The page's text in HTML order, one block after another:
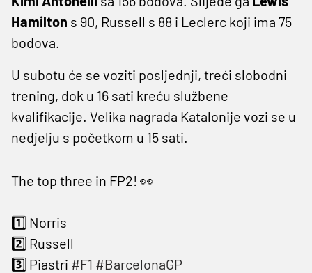
Hamilton s 90, Russell s 88 i Leclerc koji ima 75
bodova.
U subotu će se voziti posljednji, treći slobodni
trening, dok u 16 sati kreću službene
kvalifikacije. Velika nagrada Katalonije vozi se u
nedjelju s početkom u 15 sati.
The top three in FP2! 👀
1️⃣ Norris
2️⃣ Russell
3️⃣ Piastri #F1 #BarcelonaGP